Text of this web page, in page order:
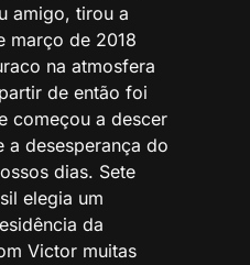
amigo, tirou a
março de 2018
na atmosfera
de então foi
começou a descer
a desesperança do
dias. Sete
elegia um
da
Victor muitas